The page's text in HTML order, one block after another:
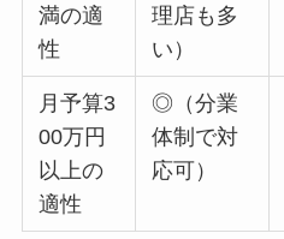
満の適
性
理店も多
い）
月予算3
00万円
以上の
適性
◎（分業
体制で対
応可）